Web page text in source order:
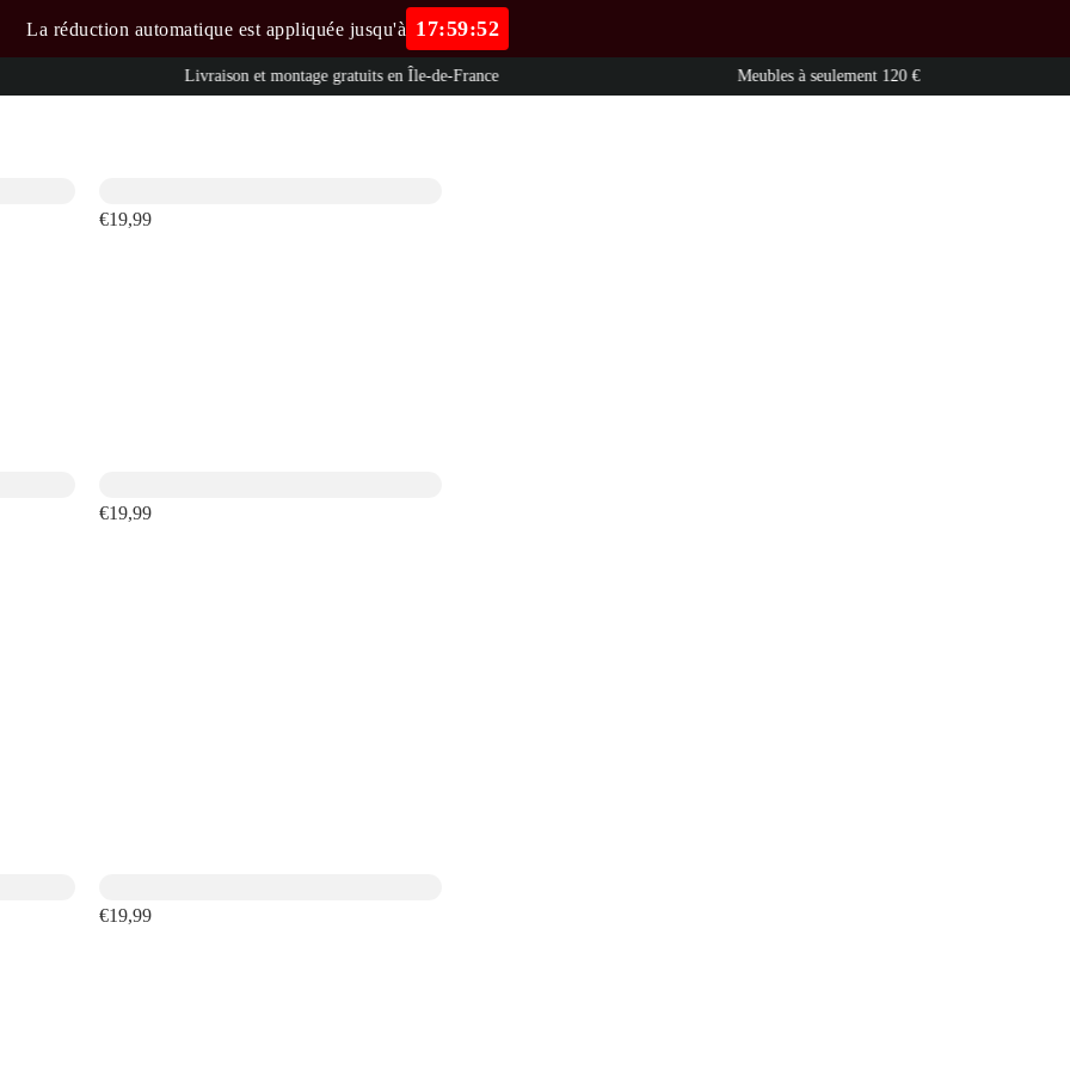
La réduction automatique est appliquée jusqu'à 17:59:50
Livraison et montage gratuits en Île-de-France Meubles à seulement 120 €
€19,99
€19,99
€19,99